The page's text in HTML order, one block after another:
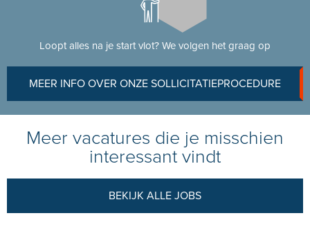
Loopt alles na je start vlot? We volgen het graag op
MEER INFO OVER ONZE SOLLICITATIEPROCEDURE
Meer vacatures die je misschien
interessant vindt
BEKIJK ALLE JOBS